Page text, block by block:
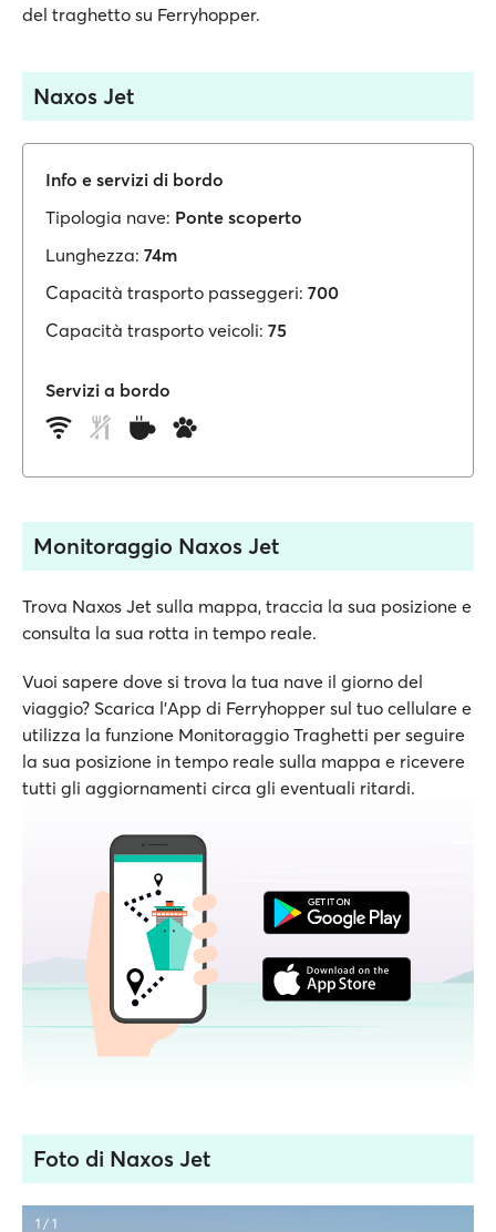
del traghetto su Ferryhopper.
Naxos Jet
Info e servizi di bordo
Tipologia nave: Ponte scoperto
Lunghezza: 74m
Capacità trasporto passeggeri: 700
Capacità trasporto veicoli: 75
Servizi a bordo
Monitoraggio Naxos Jet
Trova Naxos Jet sulla mappa, traccia la sua posizione e
consulta la sua rotta in tempo reale.
Vuoi sapere dove si trova la tua nave il giorno del
viaggio? Scarica l'App di Ferryhopper sul tuo cellulare e
utilizza la funzione Monitoraggio Traghetti per seguire
la sua posizione in tempo reale sulla mappa e ricevere
tutti gli aggiornamenti circa gli eventuali ritardi.
Foto di Naxos Jet
1 / 1